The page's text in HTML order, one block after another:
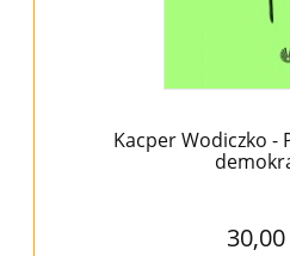
Kacper Wodiczko -
30,00